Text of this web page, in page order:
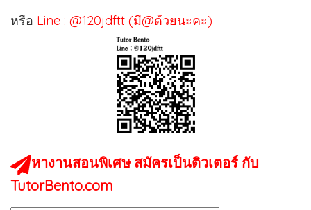
หรือ Line : @120jdftt (มี@ด้วยนะคะ)
หางานสอนพิเศษ สมัครเป็นติวเตอร์ กับ
TutorBento.com